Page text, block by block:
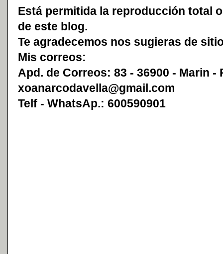
Está permitida la reproducción total
de este blog.
Te agradecemos nos sugieras de
Mis correos:
Apd. de Correos: 83 - 36900 - Marin -
xoanarcodavella@gmail.com
Telf - WhatsAp.: 600590901